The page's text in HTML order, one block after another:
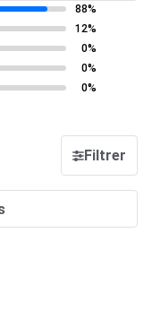
88%
12%
0%
0%
0%
Filtrer